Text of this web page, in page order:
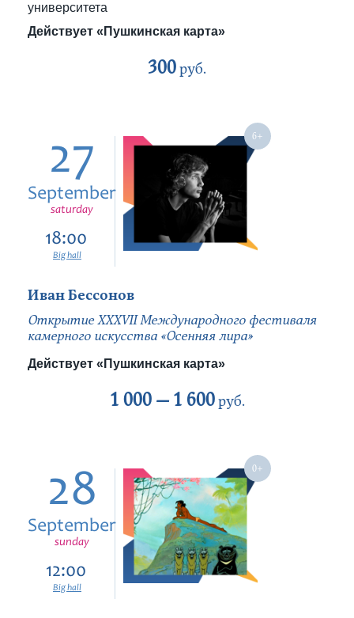
университета
Действует «Пушкинская карта»
300руб.
27
September
saturday
18:00
Big hall
Иван Бессонов
Открытие ХХХVII Международного фестиваля
камерного искусства «Осенняя лира»
Действует «Пушкинская карта»
1 000 — 1 600руб.
28
September
sunday
12:00
Big hall